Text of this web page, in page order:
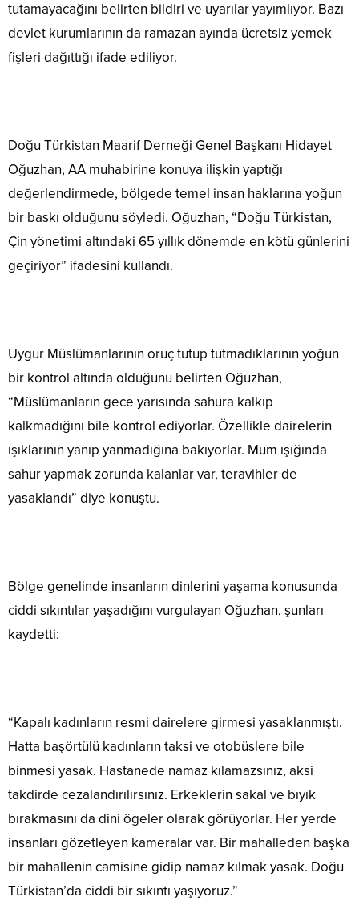
tutamayacağını belirten bildiri ve uyarılar yayımlıyor. Bazı
devlet kurumlarının da ramazan ayında ücretsiz yemek
fişleri dağıttığı ifade ediliyor.
Doğu Türkistan Maarif Derneği Genel Başkanı Hidayet
Oğuzhan, AA muhabirine konuya ilişkin yaptığı
değerlendirmede, bölgede temel insan haklarına yoğun
bir baskı olduğunu söyledi. Oğuzhan, “Doğu Türkistan,
Çin yönetimi altındaki 65 yıllık dönemde en kötü günlerini
geçiriyor” ifadesini kullandı.
Uygur Müslümanlarının oruç tutup tutmadıklarının yoğun
bir kontrol altında olduğunu belirten Oğuzhan,
“Müslümanların gece yarısında sahura kalkıp
kalkmadığını bile kontrol ediyorlar. Özellikle dairelerin
ışıklarının yanıp yanmadığına bakıyorlar. Mum ışığında
sahur yapmak zorunda kalanlar var, teravihler de
yasaklandı” diye konuştu.
Bölge genelinde insanların dinlerini yaşama konusunda
ciddi sıkıntılar yaşadığını vurgulayan Oğuzhan, şunları
kaydetti:
“Kapalı kadınların resmi dairelere girmesi yasaklanmıştı.
Hatta başörtülü kadınların taksi ve otobüslere bile
binmesi yasak. Hastanede namaz kılamazsınız, aksi
takdirde cezalandırılırsınız. Erkeklerin sakal ve bıyık
bırakmasını da dini ögeler olarak görüyorlar. Her yerde
insanları gözetleyen kameralar var. Bir mahalleden başka
bir mahallenin camisine gidip namaz kılmak yasak. Doğu
Türkistan’da ciddi bir sıkıntı yaşıyoruz.”